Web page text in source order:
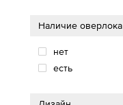
Наличие оверлока
нет
есть